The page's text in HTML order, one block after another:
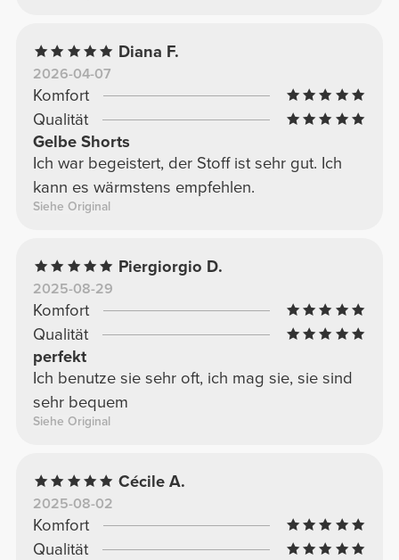
Diana F.
2026-04-07
Komfort
Qualität
Gelbe Shorts
Ich war begeistert, der Stoff ist sehr gut. Ich
kann es wärmstens empfehlen.
Siehe Original
Piergiorgio D.
2025-08-29
Komfort
Qualität
perfekt
Ich benutze sie sehr oft, ich mag sie, sie sind
sehr bequem
Siehe Original
Cécile A.
2025-08-02
Komfort
Qualität